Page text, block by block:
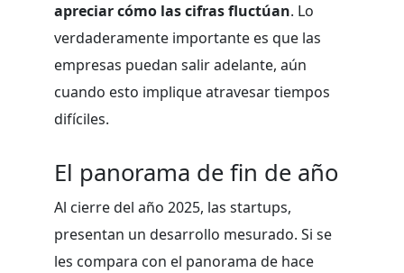
apreciar cómo las cifras fluctúan. Lo
verdaderamente importante es que las
empresas puedan salir adelante, aún
cuando esto implique atravesar tiempos
difíciles.
El panorama de fin de año
Al cierre del año 2025, las startups,
presentan un desarrollo mesurado. Si se
les compara con el panorama de hace